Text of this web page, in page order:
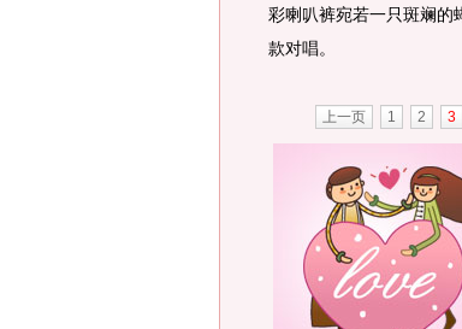
彩喇叭裤宛若一只斑斓的
款对唱。
上一页 1 2 3